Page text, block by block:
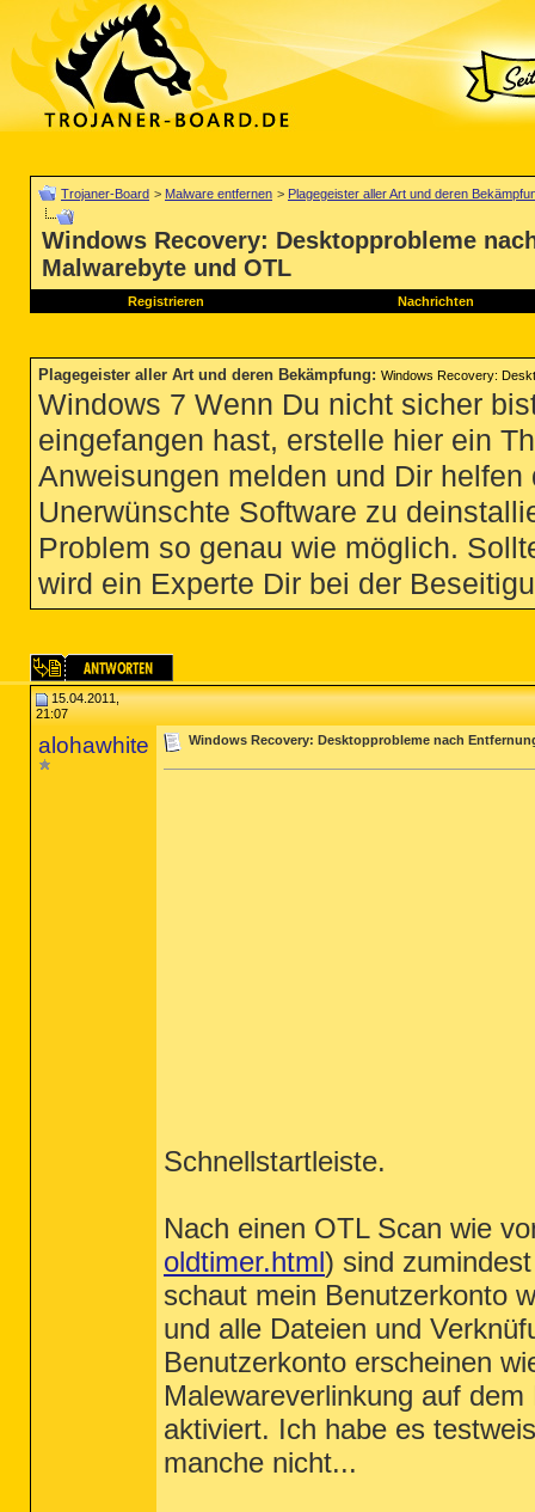
Trojaner-Board > Malware entfernen > Plagegeister aller Art und deren
Windows Recovery: Desktopprobleme
Malwarebyte und OTL
Registrieren Nachrichten
Plagegeister aller Art und deren Bekämpfung: Windows Recovery:
Windows 7 Wenn Du nicht sicher
eingefangen hast, erstelle hier ein
Anweisungen melden und Dir
Unerwünschte Software zu
Problem so genau wie möglich.
wird ein Experte Dir bei der
15.04.2011,
21:07
alohawhite Windows Recovery: Desktopprobleme nach
Schnellstartleiste.
Nach einen OTL Scan wie
oldtimer.html) sind
schaut mein Benutzerkonto
und alle Dateien und
Benutzerkonto erscheinen
Malewareverlinkung auf
aktiviert. Ich habe es
manche nicht...